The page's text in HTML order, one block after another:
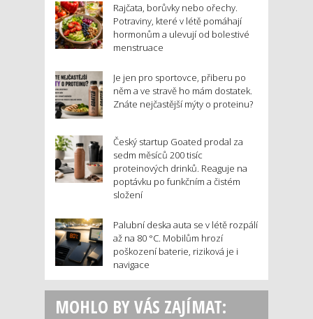
Rajčata, borůvky nebo ořechy.
Potraviny, které v létě pomáhají
hormonům a ulevují od bolestivé
menstruace
Je jen pro sportovce, přiberu po
něm a ve stravě ho mám dostatek.
Znáte nejčastější mýty o proteinu?
Český startup Goated prodal za
sedm měsíců 200 tisíc
proteinových drinků. Reaguje na
poptávku po funkčním a čistém
složení
Palubní deska auta se v létě rozpálí
až na 80 °C. Mobilům hrozí
poškození baterie, riziková je i
navigace
MOHLO BY VÁS ZAJÍMAT: